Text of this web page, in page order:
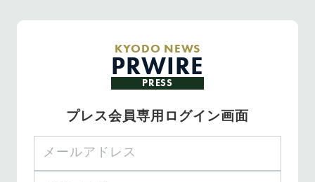
KYODO NEWS
PRWIRE
PRESS
プレス会員専用ログイン画面